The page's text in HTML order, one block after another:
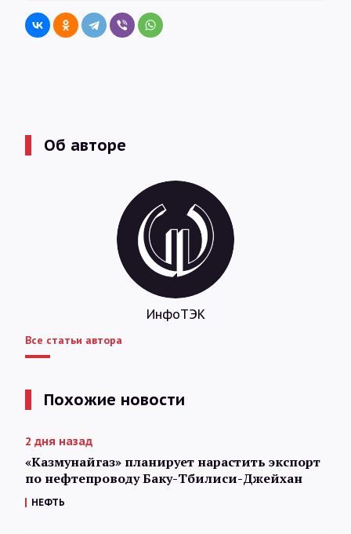
Об авторе
ИнфоТЭК
Все статьи автора
Похожие новости
2 дня назад
«Казмунайгаз» планирует нарастить экспорт
по нефтепроводу Баку-Тбилиси-Джейхан
НЕФТЬ